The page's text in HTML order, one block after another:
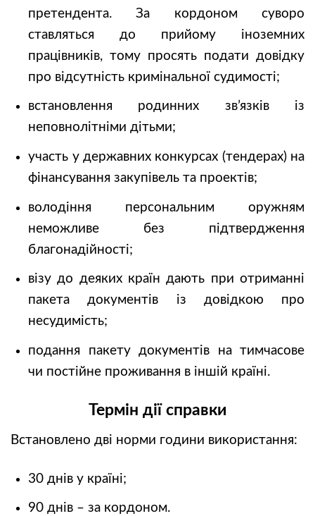
претендента. За кордоном суворо
ставляться до прийому іноземних
працівників, тому просять подати довідку
про відсутність кримінальної судимості;
встановлення родинних зв’язків із
неповнолітніми дітьми;
участь у державних конкурсах (тендерах) на
фінансування закупівель та проектів;
володіння персональним оружням
неможливе без підтвердження
благонадійності;
візу до деяких країн дають при отриманні
пакета документів із довідкою про
несудимість;
подання пакету документів на тимчасове
чи постійне проживання в іншій країні.
Термін дії справки
Встановлено дві норми години використання:
30 днів у країні;
90 днів – за кордоном.